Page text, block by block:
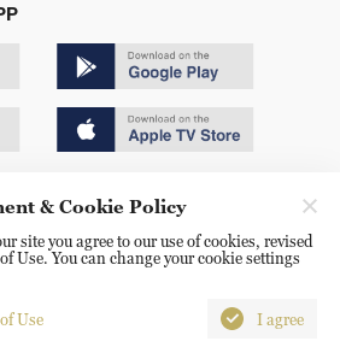
号
010-85061466
& Cookie Policy
site you agree to our use of cookies, revised
Use. You can change your cookie settings
Use I agree